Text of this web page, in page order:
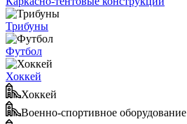
Трибуны
Футбол
Хоккей
Хоккей
Военно-спортивное оборудование